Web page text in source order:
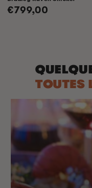
Prix
€799,00
TOUTES